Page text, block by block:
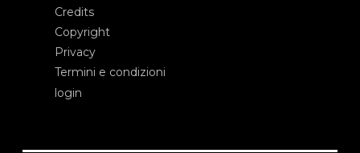
Credits
Copyright
Privacy
Termini e condizioni
login